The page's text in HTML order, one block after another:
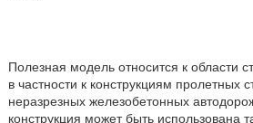
Полезная модель относится к области
в частности к конструкциям пролетных
неразрезных железобетонных
конструкция может быть использована